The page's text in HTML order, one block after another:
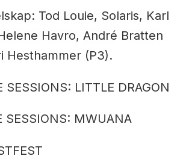
Tod Louie, Solaris, Karl
Havro, André Bratten
Hesthammer (P3).
SESSIONS: LITTLE DRAGON
SESSIONS: MWUANA